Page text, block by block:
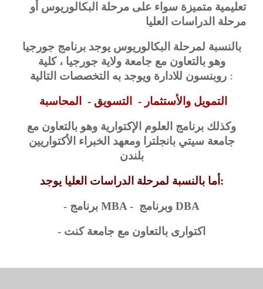
تعليمية متميزة سواء على مرحلة البكالوريوس أو
مرحلة الدراسات العليا
بالنسبة لمرحلة البكالوريوس يوجد برنامج جورجيا
وهو بالتعاون مع جامعة ولاية جورجيا ، كلية
:
التمويل والأستثمار - التسويق - المحاسبة
وكذلك برنامج العلوم الإكتوارية وهو بالتعاون مع
جامعة سيتي بانجلترا ومعهد الخبراء الأكتواريين
بلندن
أما بالنسبة لمرحلة الدراسات العليا يوجد:
- برنامج MBA - وبرنامج DBA
- اكتوارى بالتعاون مع جامعة كنت